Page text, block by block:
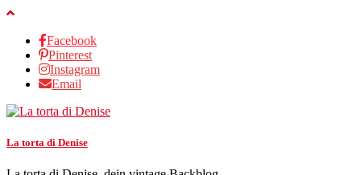
Facebook
Pinterest
Instagram
Email
La torta di Denise